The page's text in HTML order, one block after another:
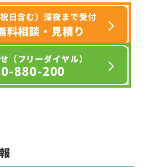
日含む）深夜まで受付
料相談・見積り
（フリーダイヤル）
880-200